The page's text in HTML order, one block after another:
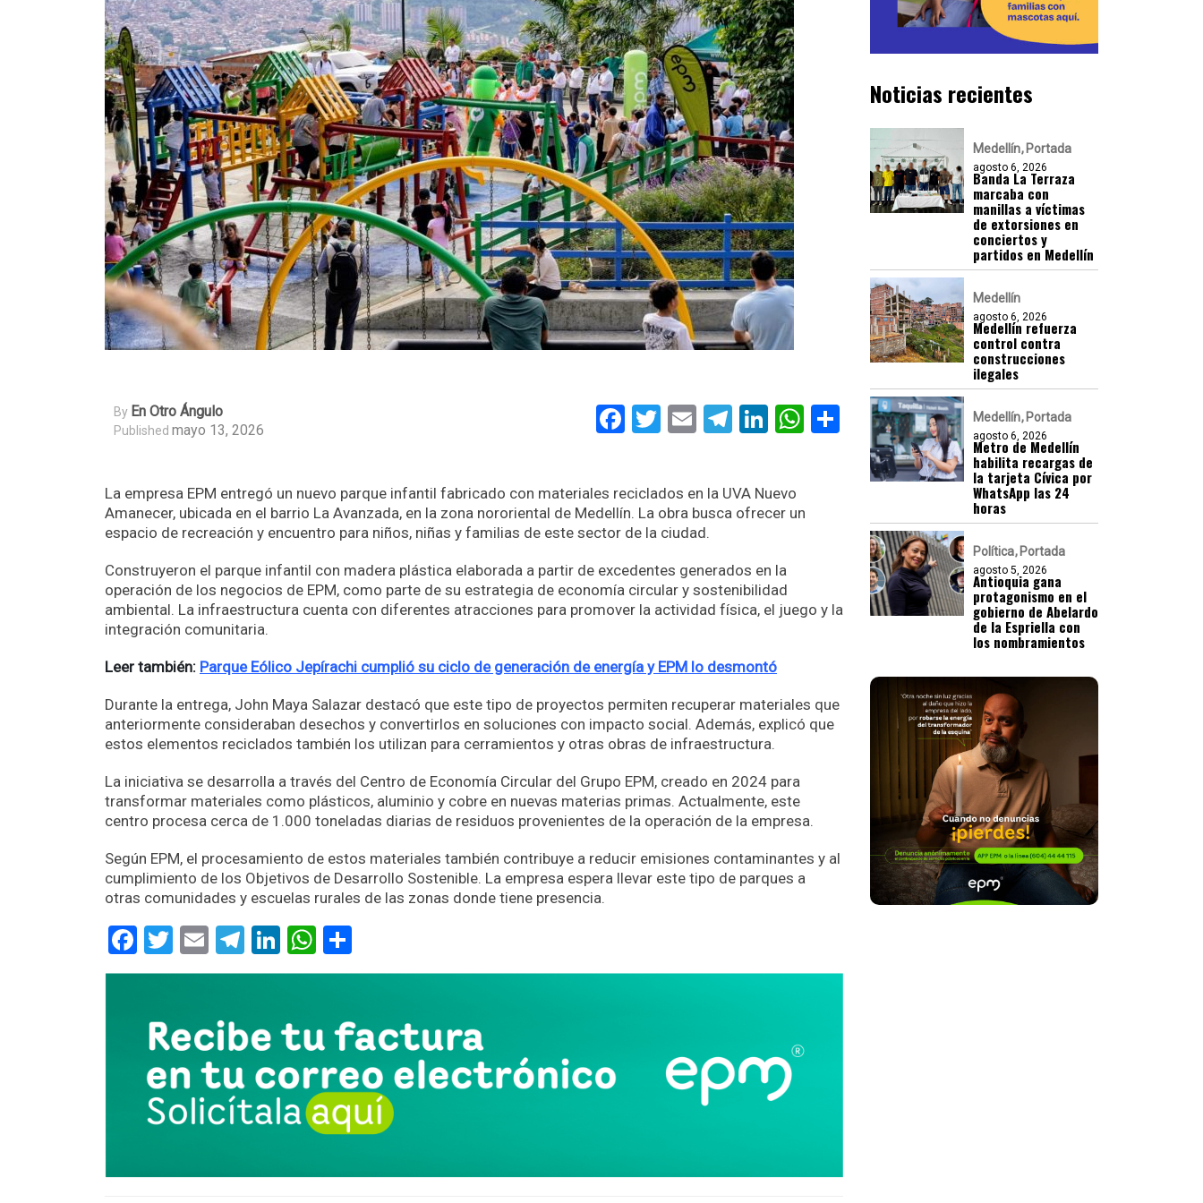
By En Otro Ángulo
Published mayo 13, 2026 Facebook
Twitter
EmailTelegram
LinkedIn
WhatsApp
Compartir
La empresa EPM entregó un nuevo parque infantil fabricado con materiales reciclados en la UVA Nuevo
Amanecer, ubicada en el barrio La Avanzada, en la zona nororiental de Medellín. La obra busca ofrecer un
espacio de recreación y encuentro para niños, niñas y familias de este sector de la ciudad.
Construyeron el parque infantil con madera plástica elaborada a partir de excedentes generados en la
operación de los negocios de EPM, como parte de su estrategia de economía circular y sostenibilidad
ambiental. La infraestructura cuenta con diferentes atracciones para promover la actividad física, el juego y la
integración comunitaria.
Leer también: Parque Eólico Jepírachi cumplió su ciclo de generación de energía y EPM lo desmontó
Durante la entrega, John Maya Salazar destacó que este tipo de proyectos permiten recuperar materiales que
anteriormente consideraban desechos y convertirlos en soluciones con impacto social. Además, explicó que
estos elementos reciclados también los utilizan para cerramientos y otras obras de infraestructura.
La iniciativa se desarrolla a través del Centro de Economía Circular del Grupo EPM, creado en 2024 para
transformar materiales como plásticos, aluminio y cobre en nuevas materias primas. Actualmente, este
centro procesa cerca de 1.000 toneladas diarias de residuos provenientes de la operación de la empresa.
Según EPM, el procesamiento de estos materiales también contribuye a reducir emisiones contaminantes y al
cumplimiento de los Objetivos de Desarrollo Sostenible. La empresa espera llevar este tipo de parques a
otras comunidades y escuelas rurales de las zonas donde tiene presencia.
Facebook
Twitter
EmailTelegram
LinkedIn
WhatsApp
Noticias recientes
Medellín Portada
agosto 6, 2026
Banda La Terraza
marcaba con
manillas a víctimas
de extorsiones en
conciertos y
partidos en Medellín
Medellín
agosto 6, 2026
Medellín refuerza
control contra
construcciones
ilegales
Medellín Portada
agosto 6, 2026
Metro de Medellín
habilita recargas de
la tarjeta Cívica por
WhatsApp las 24
horas
Política Portada
agosto 5, 2026
Antioquia gana
protagonismo en el
gobierno de Abelardo
de la Espriella con
los nombramientos